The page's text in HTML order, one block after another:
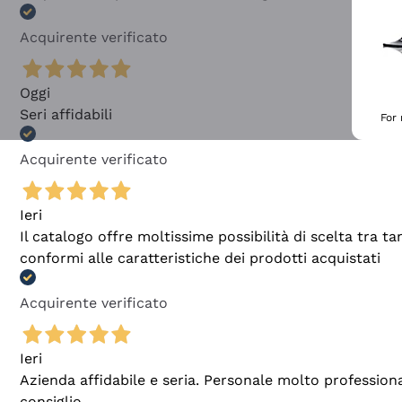
Acquirente verificato
Oggi
Seri affidabili
Acquirente verificato
Ieri
Il catalogo offre moltissime possibilità di scelta tra
conformi alle caratteristiche dei prodotti acquistati
Acquirente verificato
Ieri
Azienda affidabile e seria. Personale molto
For